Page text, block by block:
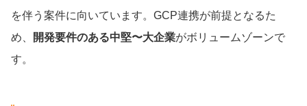
を伴う案件に向いています。GCP連携が前提となるた
め、
開発要件のある中堅〜大企業がボリュームゾーンで
す。